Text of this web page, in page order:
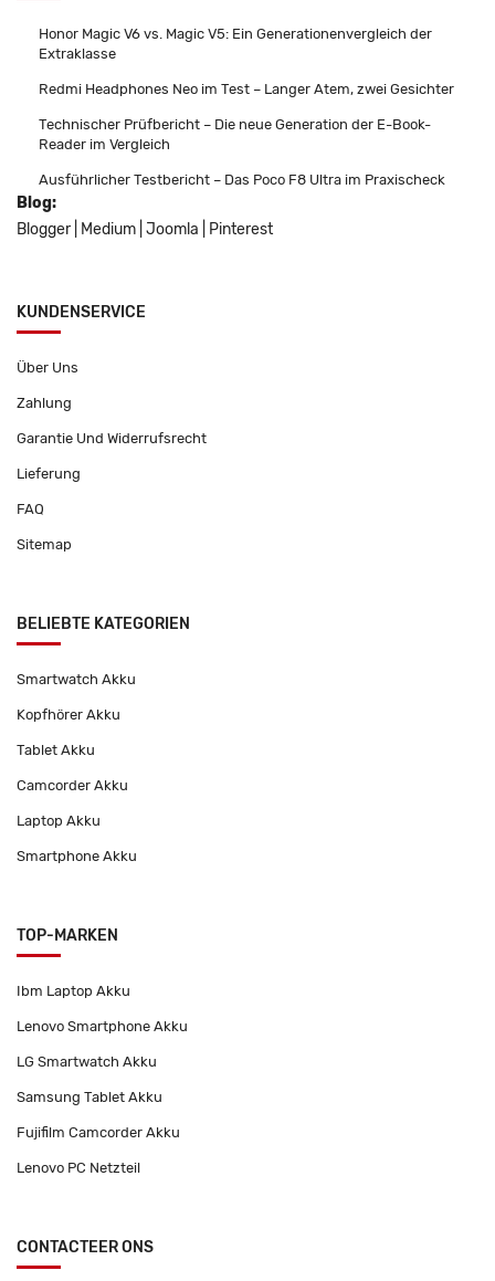
Honor Magic V6 vs. Magic V5: Ein Generationenvergleich der
Extraklasse
Redmi Headphones Neo im Test – Langer Atem, zwei Gesichter
Technischer Prüfbericht – Die neue Generation der E-Book-
Reader im Vergleich
Ausführlicher Testbericht – Das Poco F8 Ultra im Praxischeck
Blog:
Blogger
Medium Joomla Pinterest
KUNDENSERVICE
Über Uns
Zahlung
Garantie Und Widerrufsrecht
Lieferung
FAQ
Sitemap
BELIEBTE KATEGORIEN
Smartwatch Akku
Kopfhörer Akku
Tablet Akku
Camcorder Akku
Laptop Akku
Smartphone Akku
TOP-MARKEN
Ibm Laptop Akku
Lenovo Smartphone Akku
LG Smartwatch Akku
Samsung Tablet Akku
Fujifilm Camcorder Akku
Lenovo PC Netzteil
CONTACTEER ONS